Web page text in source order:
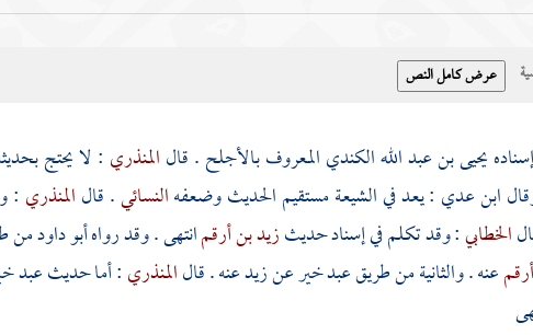
يحيى بن عبد الله الكندي المعروف بالأجلح. قالالمنذري : لا يحتج
ابن عدي : يعد فيالشيعةمستقيم الحديث وضعفهالنسائي. قالالمنذري :
الخطابي: وقد تكلم في إسناد حديثزيد بن أرقمانتهى . وقد رواهأبو داودمن
عنه . والثانية من طريقعبد خيرعنزيدعنه . قالالمنذري: أما حديثعبد